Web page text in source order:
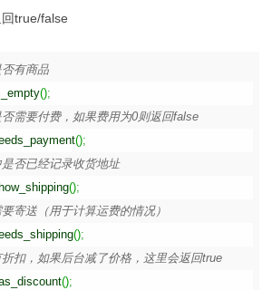
true/false
有商品
();
需要付费，如果费用为0则返回false
();
否已经记录收货地址
();
寄送（用于计算运费的情况）
();
扣，如果后台减了价格，这里会返回true
();